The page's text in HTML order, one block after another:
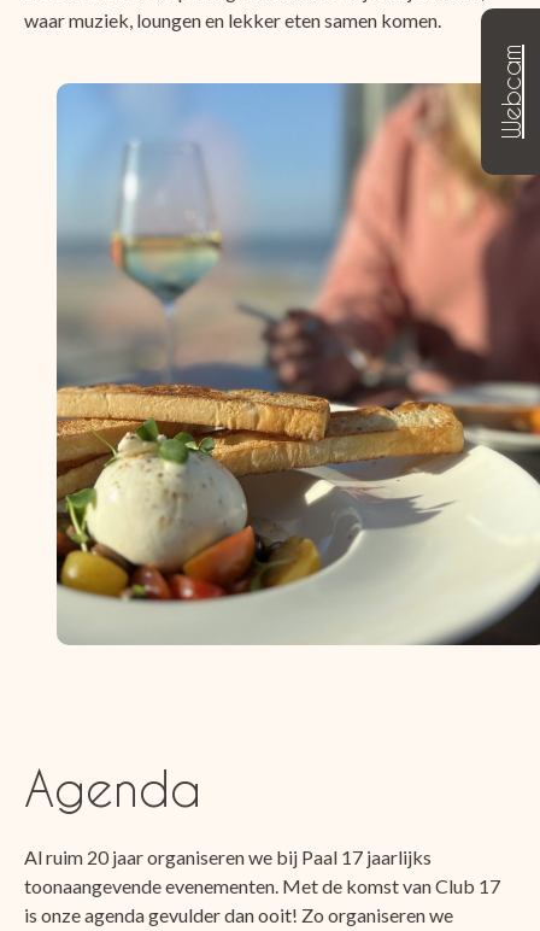
Webcam
waar muziek, loungen en lekker eten samen komen.
Agenda
Al ruim 20 jaar organiseren we bij Paal 17 jaarlijks
toonaangevende evenementen. Met de komst van Club 17
is onze agenda gevulder dan ooit! Zo organiseren we